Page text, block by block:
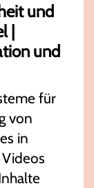
und
|
und
für
von
in